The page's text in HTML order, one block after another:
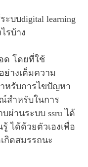
บบdigital learning
รบ้าง
ด โดยที่ใช้
ย่างเต็มความ
หรับการไขปัญหา
สำหรับในการ
ผ่านระบบ ssru ได้
ได้ด้วยตัวเองเพื่อ
กิดสมรรถนะ